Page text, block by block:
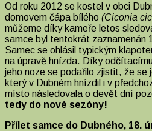
Od roku 2012 se kostel v obci
domovem čápa bílého (Ciconia
můžeme díky kameře letos
samce byl tentokrát zaznamenán
Samec se ohlásil typickým
na úpravě hnízda. Díky
jeho noze se podařilo zjistit, že se
který v Dubném hnízdil i v
místo následovala o devět dní
tedy do nové sezóny!
Přílet samce do Dubného, 18.